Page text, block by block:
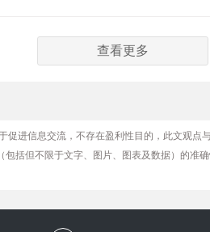
查看更多
促进信息交流，不存在盈利性目的，此文观
包括但不限于文字、图片、图表及数据）的准